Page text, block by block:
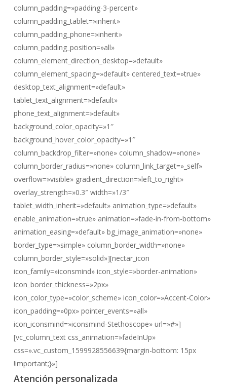
column_padding=»padding-3-percent»
column_padding_tablet=»inherit»
column_padding_phone=»inherit»
column_padding_position=»all»
column_element_direction_desktop=»default»
column_element_spacing=»default» centered_text=»true»
desktop_text_alignment=»default»
tablet_text_alignment=»default»
phone_text_alignment=»default»
background_color_opacity=»1″
background_hover_color_opacity=»1″
column_backdrop_filter=»none» column_shadow=»none»
column_border_radius=»none» column_link_target=»_self»
overflow=»visible» gradient_direction=»left_to_right»
overlay_strength=»0.3″ width=»1/3″
tablet_width_inherit=»default» animation_type=»default»
enable_animation=»true» animation=»fade-in-from-bottom»
animation_easing=»default» bg_image_animation=»none»
border_type=»simple» column_border_width=»none»
column_border_style=»solid»][nectar_icon
icon_family=»iconsmind» icon_style=»border-animation»
icon_border_thickness=»2px»
icon_color_type=»color_scheme» icon_color=»Accent-Color»
icon_padding=»0px» pointer_events=»all»
icon_iconsmind=»iconsmind-Stethoscope» url=»#»]
[vc_column_text css_animation=»fadeInUp»
css=».vc_custom_1599928556639{margin-bottom: 15px
!important;}»]
Atención personalizada